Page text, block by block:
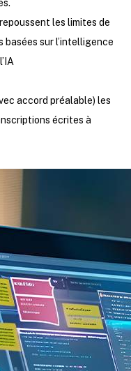
les limites de
sur l’intelligence
accord préalable) les
écrites à